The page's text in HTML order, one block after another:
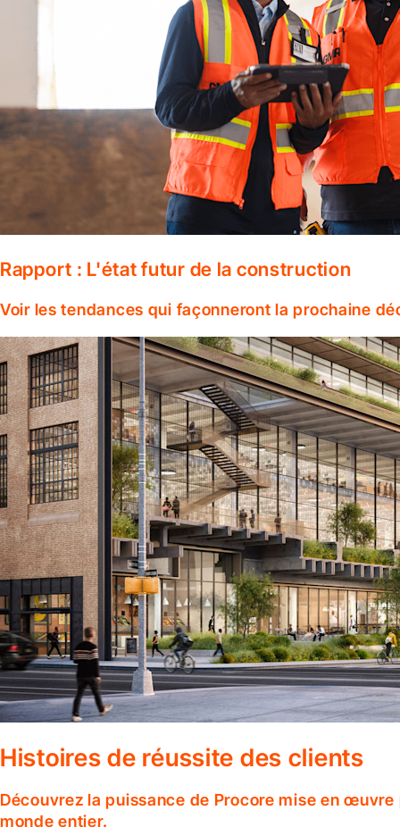
Rapport : L'état futur de la construction
Voir les tendances qui façonneront la prochaine
Histoires de réussite des clients
Découvrez la puissance de Procore mise en
monde entier.